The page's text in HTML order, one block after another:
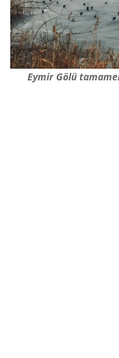
Eymir Gölü